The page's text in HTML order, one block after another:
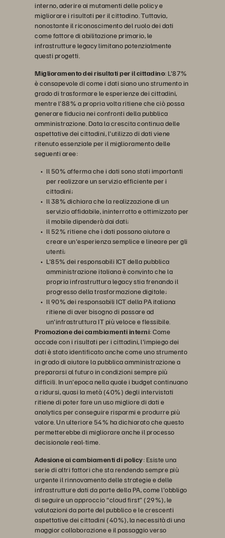
interno, aderire ai mutamenti delle policy e
migliorare i risultati per il cittadino. Tuttavia,
nonostante il riconoscimento del ruolo dei dati
come fattore di abilitazione primario, le
infrastrutture legacy limitano potenzialmente
questi progetti.
Miglioramento dei risultati per il cittadino: L'87%
è consapevole di come i dati siano uno strumento in
grado di trasformare le esperienze dei cittadini,
mentre l'88% a propria volta ritiene che ciò possa
generare fiducia nei confronti della pubblica
amministrazione. Data la crescita continua delle
aspettative dei cittadini, l'utilizzo di dati viene
ritenuto essenziale per il miglioramento delle
seguenti aree:
Il 50% afferma che i dati sono stati importanti
per realizzare un servizio efficiente per i
cittadini;
Il 38% dichiara che la realizzazione di un
servizio affidabile, ininterrotto e ottimizzato per
il mobile dipenderà dai dati;
Il 52% ritiene che i dati possano aiutare a
creare un'esperienza semplice e lineare per gli
utenti;
L'85% dei responsabili ICT della pubblica
amministrazione italiana è convinto che la
propria infrastruttura legacy stia frenando il
progresso della trasformazione digitale;
Il 90% dei responsabili ICT della PA italiana
ritiene di aver bisogno di passare ad
un'infrastruttura IT più veloce e flessibile.
Promozione dei cambiamenti interni: Come
accade con i risultati per i cittadini, l'impiego dei
dati è stato identificato anche come uno strumento
in grado di aiutare la pubblica amministrazione a
prepararsi al futuro in condizioni sempre più
difficili. In un'epoca nella quale i budget continuano
a ridursi, quasi la metà (40%) degli intervistati
ritiene di poter fare un uso migliore di dati e
analytics per conseguire risparmi e produrre più
valore. Un ulteriore 54% ha dichiarato che questo
permetterebbe di migliorare anche il processo
decisionale real-time.
Adesione ai cambiamenti di policy: Esiste una
serie di altri fattori che sta rendendo sempre più
urgente il rinnovamento delle strategie e delle
infrastrutture dati da parte della PA, come l'obbligo
di seguire un approccio “cloud first” (29%), le
valutazioni da parte del pubblico e le crescenti
aspettative dei cittadini (40%), la necessità di una
maggior collaborazione e il passaggio verso